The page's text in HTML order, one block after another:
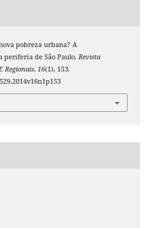
pobreza urbana? A
periferia de São Paulo. Revista
Regionais, 16(1), 153.